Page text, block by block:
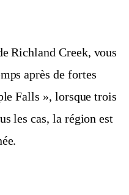
Richland Creek, vous
après de fortes
Falls », lorsque trois
les cas, la région est